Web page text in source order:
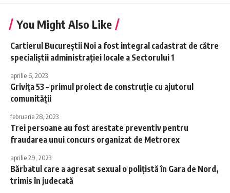
You Might Also Like
Cartierul Bucureștii Noi a fost integral cadastrat de către
specialiștii administrației locale a Sectorului 1
aprilie 6, 2023
Grivița 53 – primul proiect de construție cu ajutorul
comunității
februarie 28, 2023
Trei persoane au fost arestate preventiv pentru
fraudarea unui concurs organizat de Metrorex
aprilie 29, 2023
Bărbatul care a agresat sexual o poliţistă în Gara de Nord,
trimis în judecată